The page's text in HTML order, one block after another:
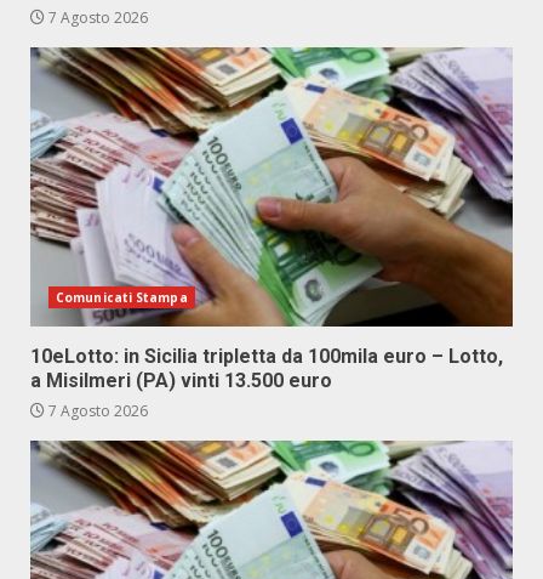
7 Agosto 2026
Comunicati Stampa
10eLotto: in Sicilia tripletta da 100mila euro – Lotto,
a Misilmeri (PA) vinti 13.500 euro
7 Agosto 2026